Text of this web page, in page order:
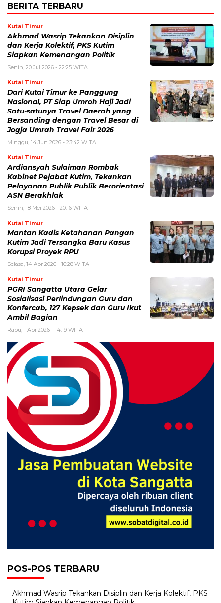
BERITA TERBARU
Kutai Timur
Akhmad Wasrip Tekankan Disiplin
dan Kerja Kolektif, PKS Kutim
Siapkan Kemenangan Politik
Senin, 20 Jul 2026 - 22:25 WITA
Kutai Timur
Dari Kutai Timur ke Panggung
Nasional, PT Siap Umroh Haji Jadi
Satu-satunya Travel Daerah yang
Bersanding dengan Travel Besar di
Jogja Umrah Travel Fair 2026
Minggu, 14 Jun 2026 - 23:42 WITA
Kutai Timur
Ardiansyah Sulaiman Rombak
Kabinet Pejabat Kutim, Tekankan
Pelayanan Publik Publik Berorientasi
ASN Berakhlak
Senin, 18 Mei 2026 - 20:16 WITA
Kutai Timur
Mantan Kadis Ketahanan Pangan
Kutim Jadi Tersangka Baru Kasus
Korupsi Proyek RPU
Selasa, 14 Apr 2026 - 16:28 WITA
Kutai Timur
PGRI Sangatta Utara Gelar
Sosialisasi Perlindungan Guru dan
Konfercab, 127 Kepsek dan Guru Ikut
Ambil Bagian
Rabu, 1 Apr 2026 - 14:19 WITA
POS-POS TERBARU
Akhmad Wasrip Tekankan Disiplin dan Kerja Kolektif, PKS